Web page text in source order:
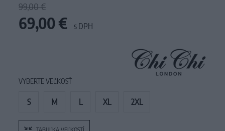
99,00 €
69,00 € s DPH
VYBERTE VEĽKOSŤ
S M L XL 2XL